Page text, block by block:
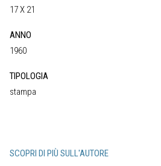
17 X 21
ANNO
1960
TIPOLOGIA
stampa
SCOPRI DI PIÙ SULL'AUTORE